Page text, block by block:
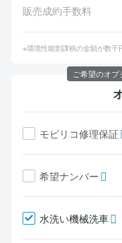
販売成約手数料
※環境性能割課税の金額が数千
モビリコ修理保証
希望ナンバー
水洗い機械洗車
ご希望のオプ